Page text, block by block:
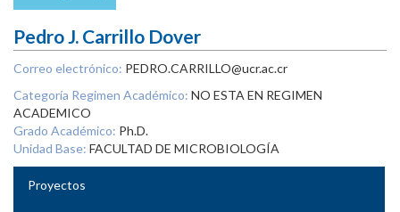
Pedro J. Carrillo Dover
Correo electrónico: PEDRO.CARRILLO@ucr.ac.cr
Categoría Regimen Académico: NO ESTA EN REGIMEN
ACADEMICO
Grado Académico: Ph.D.
Unidad Base: FACULTAD DE MICROBIOLOGÍA
Proyectos